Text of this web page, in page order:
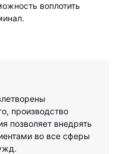
воплотить
производство
позволяет внедрять
во все сферы